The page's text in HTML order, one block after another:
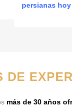
persianas
DE
más de 30 años